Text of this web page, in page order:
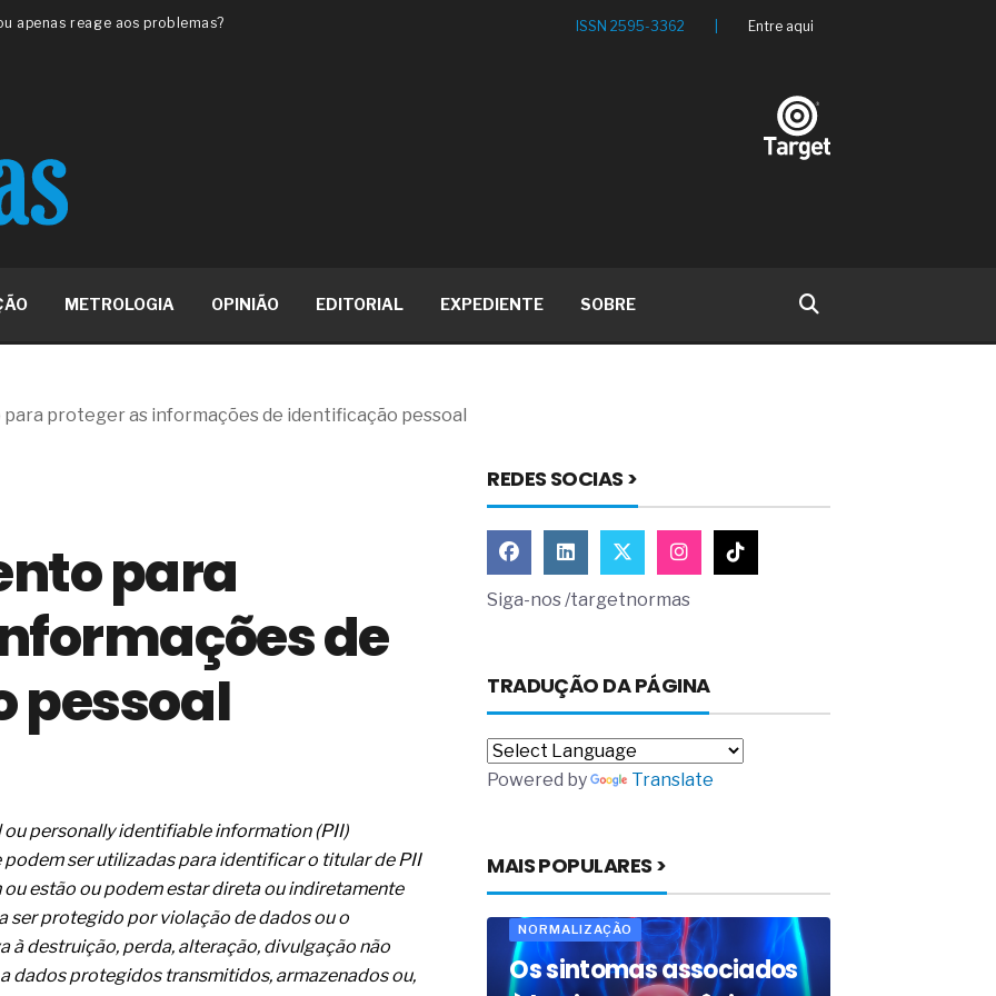
apenas reage aos problemas?
má-fé para tentar criar uma
ISO
metabólica
ânus
de ovário
da fadiga crônica
como estratégia
B2B e a venda complexa
dos fios, cabos e
com tipologia de giro para as
apenas reage aos problemas?
a frio in situ com emulsão
ânus
de ovário
cabelos ou calvície
o resultado positivo
em estruturas hidráulicas de
ISSN 2595-3362 Entre aqui
METROLOGIA OPINIÃO EDITORIAL EXPEDIENTE SOBRE
proteger as informações de identificação pessoal
para
de
pessoal
personally identifiable information (PII)
ser utilizadas para identificar o titular de PII
estão ou podem estar direta ou indiretamente
ser protegido por violação de dados ou o
à destruição, perda, alteração, divulgação não
dados protegidos transmitidos, armazenados ou,
REDES SOCIAS >
Siga-nos /targetnormas
TRADUÇÃO DA PÁGINA
Powered by Translate
MAIS POPULARES >
NORMALIZAÇÃO
Os sintomas associados